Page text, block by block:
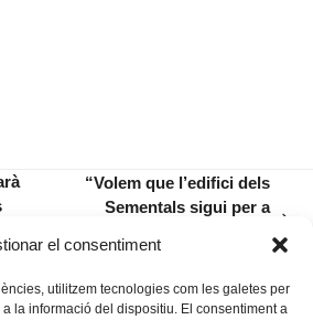
el consentiment
utilitzem tecnologies com les galetes per
la informació del dispositiu. El consentiment a
post:
“Volem que l’edifici dels
Sementals sigui per a